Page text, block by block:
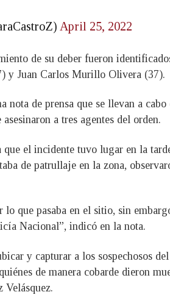
April 25, 2022
de su deber fueron
y Juan Carlos Murillo Olivera (37).
de prensa que se llevan a
a tres agentes del orden.
el incidente tuvo lugar en la
de patrullaje en la zona,
que pasaba en el sitio, sin
Nacional”, indicó en la nota.
y capturar a los sospechosos
de manera cobarde dieron
Velásquez.